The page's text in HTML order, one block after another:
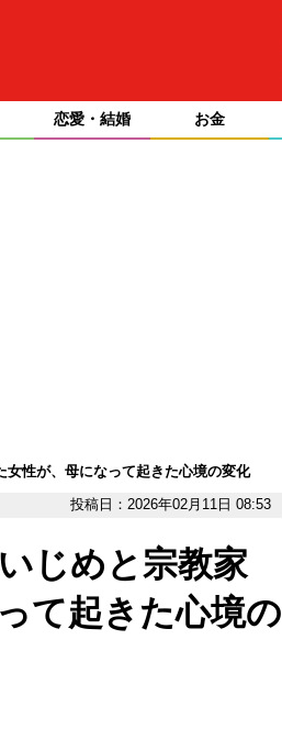
恋愛・結婚 お金
女性が、母になって起きた心境の変化
投稿日：2026年02月11日 08:53
じめと宗教家
て起きた心境の